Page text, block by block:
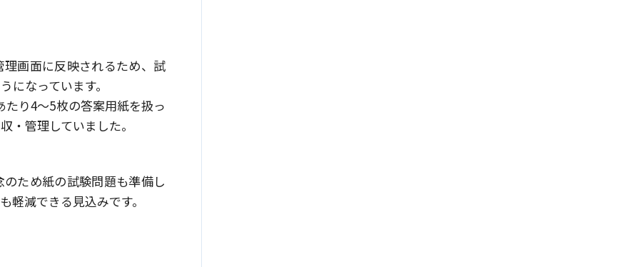
画面に反映されるため、試
になっています。
り4〜5枚の答案用紙を扱っ
・管理していました。
ため紙の試験問題も準備し
軽減できる見込みです。